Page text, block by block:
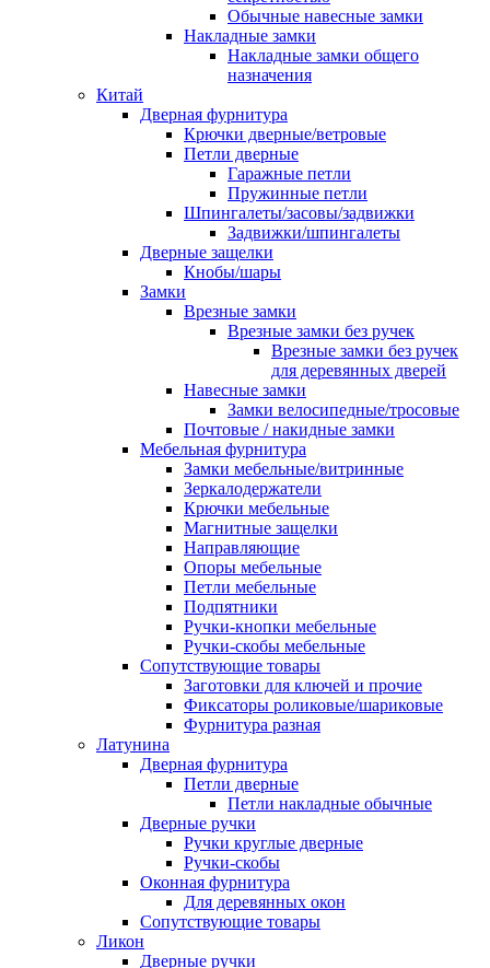
Обычные навесные замки
Накладные замки
Накладные замки общего
назначения
Китай
Дверная фурнитура
Крючки дверные/ветровые
Петли дверные
Гаражные петли
Пружинные петли
Шпингалеты/засовы/задвижки
Задвижки/шпингалеты
Дверные защелки
Кнобы/шары
Замки
Врезные замки
Врезные замки без ручек
Врезные замки без ручек
для деревянных дверей
Навесные замки
Замки велосипедные/тросовые
Почтовые / накидные замки
Мебельная фурнитура
Замки мебельные/витринные
Зеркалодержатели
Крючки мебельные
Магнитные защелки
Направляющие
Опоры мебельные
Петли мебельные
Подпятники
Ручки-кнопки мебельные
Ручки-скобы мебельные
Сопутствующие товары
Заготовки для ключей и прочие
Фиксаторы роликовые/шариковые
Фурнитура разная
Латунина
Дверная фурнитура
Петли дверные
Петли накладные обычные
Дверные ручки
Ручки круглые дверные
Ручки-скобы
Оконная фурнитура
Для деревянных окон
Сопутствующие товары
Ликон
Дверные ручки